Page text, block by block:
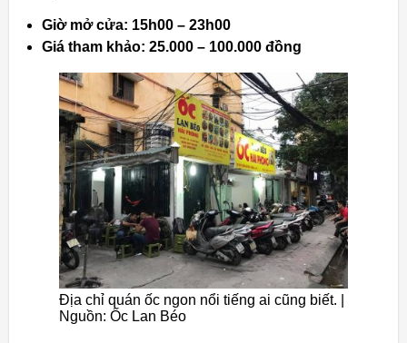
Giờ mở cửa: 15h00 – 23h00
Giá tham khảo: 25.000 – 100.000 đồng
Địa chỉ quán ốc ngon nổi tiếng ai cũng biết. |
Nguồn: Ốc Lan Béo